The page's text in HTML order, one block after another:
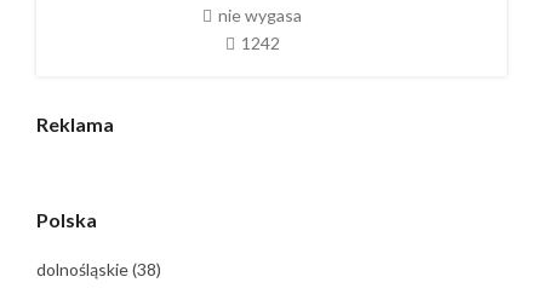
nie wygasa
1242
Reklama
Polska
dolnośląskie(38)